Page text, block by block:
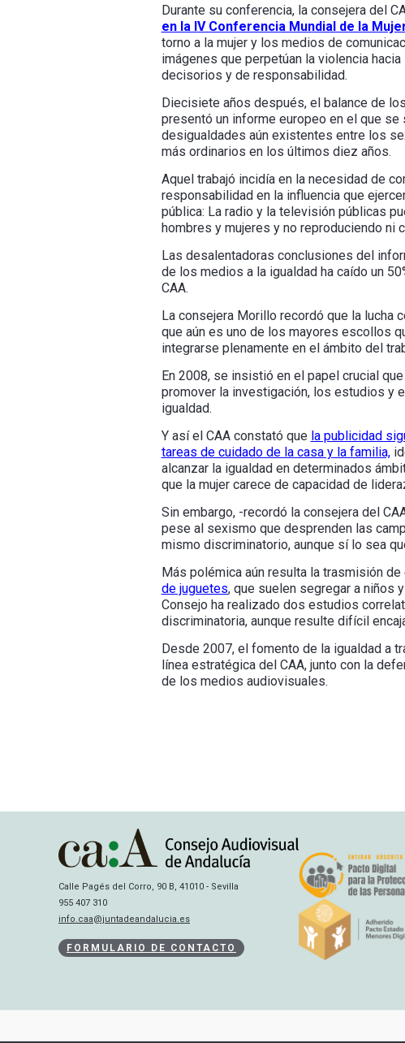
Durante su conferencia, la consejera del
en la IV Conferencia Mundial de la
torno a la mujer y los medios de
imágenes que perpetúan la violencia
decisorios y de responsabilidad.
Diecisiete años después, el balance de
presentó un informe europeo en el que
desigualdades aún existentes entre los
más ordinarios en los últimos diez años.
Aquel trabajó incidía en la necesidad de
responsabilidad en la influencia que
pública: La radio y la televisión públicas
hombres y mujeres y no reproduciendo
Las desalentadoras conclusiones del
de los medios a la igualdad ha caído un
CAA.
La consejera Morillo recordó que la lucha
que aún es uno de los mayores escollos
integrarse plenamente en el ámbito del
En 2008, se insistió en el papel crucial
promover la investigación, los estudios y
igualdad.
Y así el CAA constató que la publicidad
tareas de cuidado de la casa y la familia,
alcanzar la igualdad en determinados
que la mujer carece de capacidad de
Sin embargo, -recordó la consejera del
pese al sexismo que desprenden las
mismo discriminatorio, aunque sí lo sea
Más polémica aún resulta la trasmisión
de juguetes, que suelen segregar a niños
Consejo ha realizado dos estudios
discriminatoria, aunque resulte difícil
Desde 2007, el fomento de la igualdad a
línea estratégica del CAA, junto con la
de los medios audiovisuales.
Calle Pagés del Corro, 90 B, 41010 - Sevilla
955 407 310
info.caa@juntadeandalucia.es
FORMULARIO DE CONTACTO